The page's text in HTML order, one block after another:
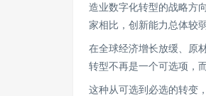
造业数字化转型的战略方
家相比，创新能力总体较
在全球经济增长放缓、原
转型不再是一个可选项，
这种从可选到必选的转变